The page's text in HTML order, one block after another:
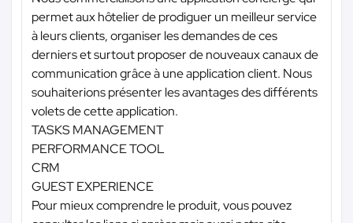
permet aux hôtelier de prodiguer un meilleur service
à leurs clients, organiser les demandes de ces
derniers et surtout proposer de nouveaux canaux de
communication grâce à une application client. Nous
souhaiterions présenter les avantages des différents
volets de cette application.
TASKS MANAGEMENT
PERFORMANCE TOOL
CRM
GUEST EXPERIENCE
Pour mieux comprendre le produit, vous pouvez